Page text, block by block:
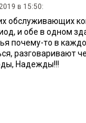
в 15:50:
обслуживающих
и обе в одном
почему-то в
разговаривают
Надежды!!!
в 15:15:
быть но результат